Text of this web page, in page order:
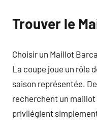
Trouver le
Choisir un Maillot
La coupe joue un rôle
saison représentée.
recherchent un maillot
privilégient